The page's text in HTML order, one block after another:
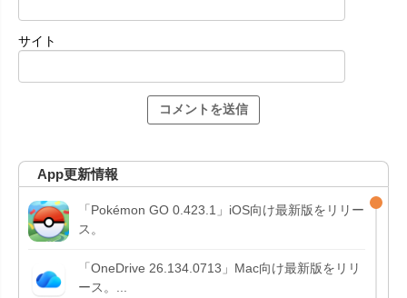
サイト
App更新情報
「Pokémon GO 0.423.1」iOS向け最新版をリリー
ス。
「OneDrive 26.134.0713」Mac向け最新版をリリ
ース。...